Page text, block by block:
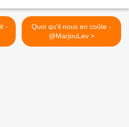
Quoi qu'il nous en coûte -
@MarjouLev >